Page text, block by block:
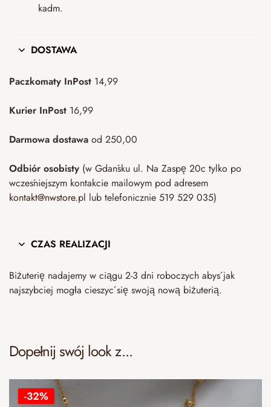
kadm.
DOSTAWA
Paczkomaty InPost 14,99
Kurier InPost 16,99
Darmowa dostawa od 250,00
Odbiór osobisty (w Gdańsku ul. Na Zaspę 20c tylko po
wcześniejszym kontakcie mailowym pod adresem
kontakt@nwstore.pl lub telefonicznie 519 529 035)
CZAS REALIZACJI
Biżuterię nadajemy w ciągu 2-3 dni roboczych abyś jak
najszybciej mogła cieszyć się swoją nową biżuterią.
Dopełnij swój look z...
-32%